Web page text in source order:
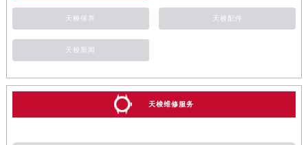
天梭保养 天梭配件
天梭新闻
天梭维修服务